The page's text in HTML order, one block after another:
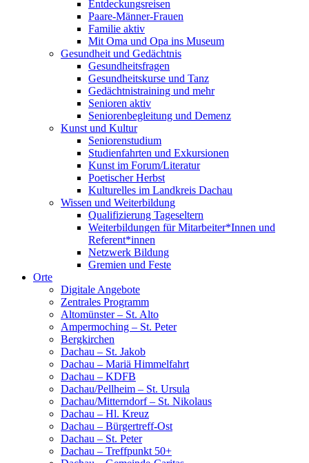
Entdeckungsreisen
Paare-Männer-Frauen
Familie aktiv
Mit Oma und Opa ins Museum
Gesundheit und Gedächtnis
Gesundheitsfragen
Gesundheitskurse und Tanz
Gedächtnistraining und mehr
Senioren aktiv
Seniorenbegleitung und Demenz
Kunst und Kultur
Seniorenstudium
Studienfahrten und Exkursionen
Kunst im Forum/Literatur
Poetischer Herbst
Kulturelles im Landkreis Dachau
Wissen und Weiterbildung
Qualifizierung Tageseltern
Weiterbildungen für Mitarbeiter*Innen und
Referent*innen
Netzwerk Bildung
Gremien und Feste
Orte
Digitale Angebote
Zentrales Programm
Altomünster – St. Alto
Ampermoching – St. Peter
Bergkirchen
Dachau – St. Jakob
Dachau – Mariä Himmelfahrt
Dachau – KDFB
Dachau/Pellheim – St. Ursula
Dachau/Mitterndorf – St. Nikolaus
Dachau – Hl. Kreuz
Dachau – Bürgertreff-Ost
Dachau – St. Peter
Dachau – Treffpunkt 50+